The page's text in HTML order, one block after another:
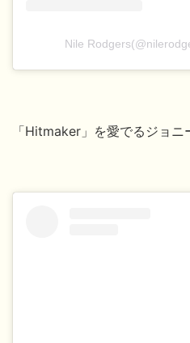
Nile
「Hitmaker」を愛でるジョニ